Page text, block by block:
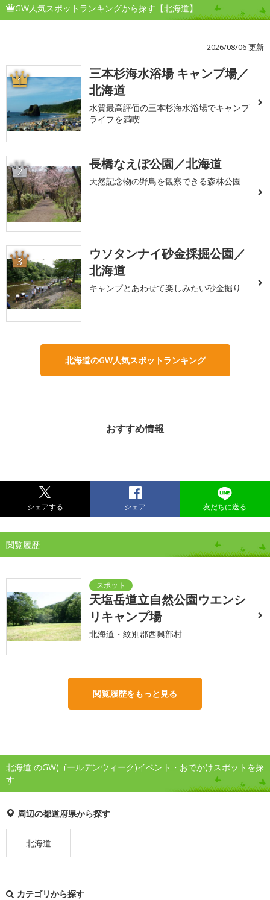
GW人気スポットランキングから探す【北海道】
2026/08/06 更新
1
三本杉海水浴場 キャンプ場／
北海道
水質最高評価の三本杉海水浴場でキャンプ
ライフを満喫
2 長橋なえぼ公園／北海道
天然記念物の野鳥を観察できる森林公園
3
ウソタンナイ砂金採掘公園／
北海道
キャンプとあわせて楽しみたい砂金掘り
北海道のGW人気スポットランキング
おすすめ情報
シェアする シェア 友だちに送る
閲覧履歴
天塩岳道立自然公園ウエンシ
リキャンプ場
北海道・紋別郡西興部村
閲覧履歴をもっと見る
北海道 のGW(ゴールデンウィーク)イベント・おでかけスポットを探
す
周辺の都道府県から探す
北海道
カテゴリから探す